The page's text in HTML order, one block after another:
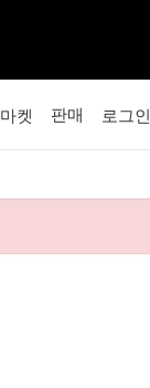
마켓 판매 로그인